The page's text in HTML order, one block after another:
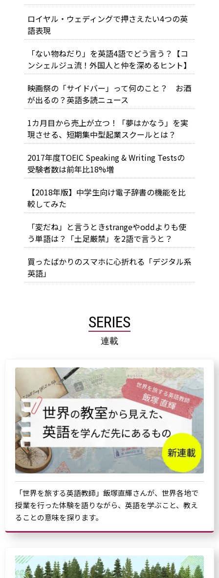
ロイヤル・ウェディングで押さえたい4つの英
語表現
「ない物ねだり」を英語4語でどう言う？【コ
ンシェルジュ流！外国人と仲を深めるヒント】
映画祭の「サイドバー」って何のこと？ お酒
が出るの？英語多読ニュース
1カ月目から売上が立つ！「夢はかなう」を実
現させる、短期集中型起業スクールとは？
2017年度TOEIC Speaking & Writing Testsの
受験者数は前年比18%増
【2018年版】中学生向け電子辞書の機能を比
較してみた
「変だね」と言うときstrangeやoddよりも使
う単語は？「土足厳禁」を2語で言うと？
買ったばかりのスマホに心折れる「デジタル系
英語」
SERIES
連載
「世界を旅する英語教師」飯塚直輝さんが、世界各地で
授業を行った体験を語りながら、英語を学ぶこと、教え
ることの意味を探ります。